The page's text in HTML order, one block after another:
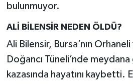
bulunmuyor.
ALİ BİLENSİR NEDEN ÖLDÜ?
Ali Bilensir, Bursa’nın
Doğancı Tüneli’nde
kazasında hayatını kaybetti.